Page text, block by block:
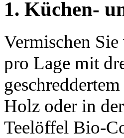
1. Küchen-
Vermischen
pro Lage mit
geschreddertem
Holz oder in
Teelöffel Bio-